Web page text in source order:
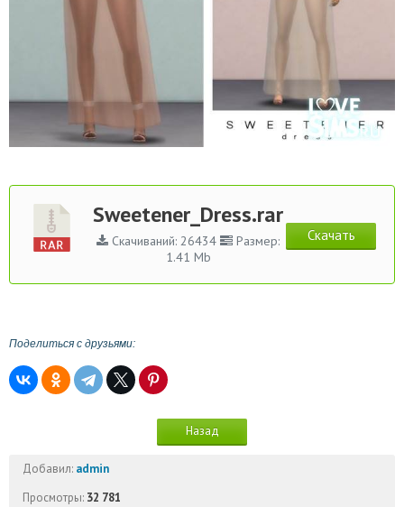
Sweetener_Dress.rar
Скачиваний: 26434
Размер:
1.41 Mb
Скачать
Поделиться с друзьями:
Назад
Добавил: admin
Просмотры: 32 781